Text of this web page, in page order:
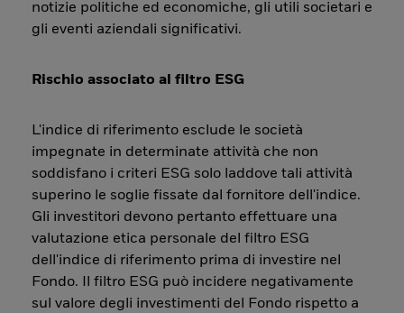
notizie politiche ed economiche, gli utili societari e
gli eventi aziendali significativi.
Rischio associato al filtro ESG
L'indice di riferimento esclude le società
impegnate in determinate attività che non
soddisfano i criteri ESG solo laddove tali attività
superino le soglie fissate dal fornitore dell'indice.
Gli investitori devono pertanto effettuare una
valutazione etica personale del filtro ESG
dell'indice di riferimento prima di investire nel
Fondo. Il filtro ESG può incidere negativamente
sul valore degli investimenti del Fondo rispetto a